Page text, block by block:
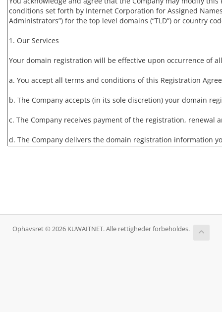
Ophavsret © 2026 KUWAITNET. Alle rettigheder forbeholdes.